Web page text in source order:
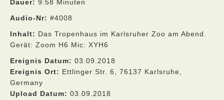
Dauer: 9:58 Minuten
Audio-Nr: #4008
Inhalt: Das Tropenhaus im Karlsruher Zoo am Abend.
Gerät: Zoom H6 Mic: XYH6
Ereignis Datum: 03.09.2018
Ereignis Ort: Ettlinger Str. 6, 76137 Karlsruhe,
Germany
Upload Datum: 03.09.2018